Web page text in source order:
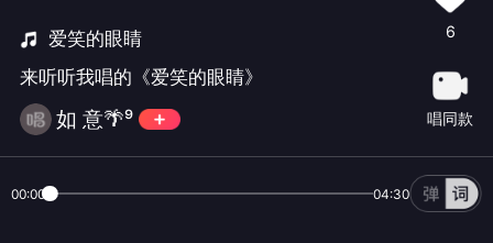
爱笑的眼睛
来听听我唱的《爱笑的眼睛》
如 意🌴⁹
6
唱同款
00:00 04:30